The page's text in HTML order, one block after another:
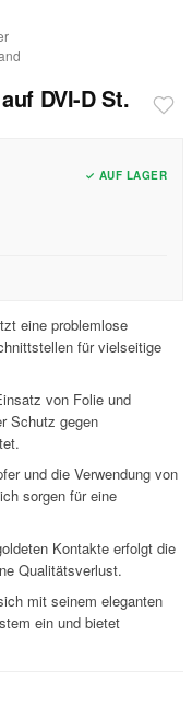
DVI-D St.
✓ AUF LAGER
eine problemlose
für vielseitige
von Folie und
Schutz gegen
und die Verwendung von
sorgen für eine
Kontakte erfolgt die
Qualitätsverlust.
mit seinem eleganten
ein und bietet